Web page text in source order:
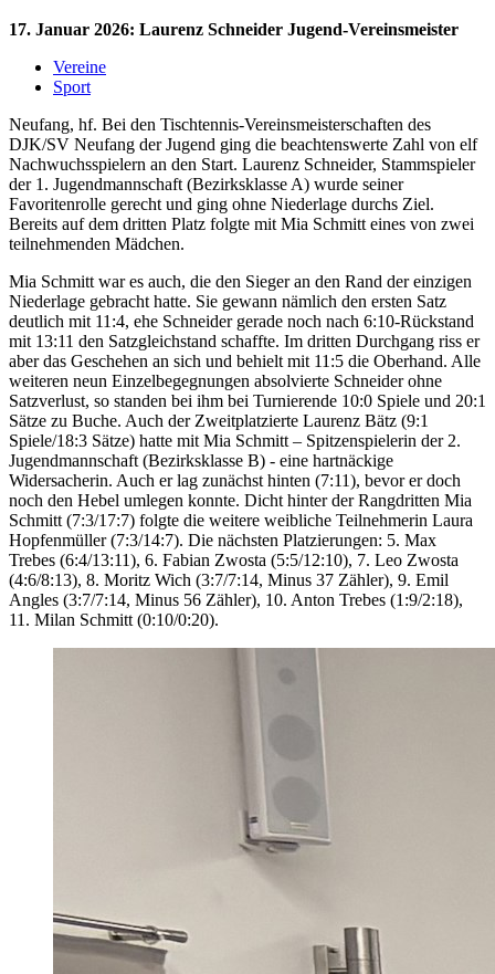
17. Januar 2026: Laurenz Schneider Jugend-Vereinsmeister
Vereine
Sport
Neufang, hf. Bei den Tischtennis-Vereinsmeisterschaften des
DJK/SV Neufang der Jugend ging die beachtenswerte Zahl von elf
Nachwuchsspielern an den Start. Laurenz Schneider, Stammspieler
der 1. Jugendmannschaft (Bezirksklasse A) wurde seiner
Favoritenrolle gerecht und ging ohne Niederlage durchs Ziel.
Bereits auf dem dritten Platz folgte mit Mia Schmitt eines von zwei
teilnehmenden Mädchen.
Mia Schmitt war es auch, die den Sieger an den Rand der einzigen
Niederlage gebracht hatte. Sie gewann nämlich den ersten Satz
deutlich mit 11:4, ehe Schneider gerade noch nach 6:10-Rückstand
mit 13:11 den Satzgleichstand schaffte. Im dritten Durchgang riss er
aber das Geschehen an sich und behielt mit 11:5 die Oberhand. Alle
weiteren neun Einzelbegegnungen absolvierte Schneider ohne
Satzverlust, so standen bei ihm bei Turnierende 10:0 Spiele und 20:1
Sätze zu Buche. Auch der Zweitplatzierte Laurenz Bätz (9:1
Spiele/18:3 Sätze) hatte mit Mia Schmitt – Spitzenspielerin der 2.
Jugendmannschaft (Bezirksklasse B) - eine hartnäckige
Widersacherin. Auch er lag zunächst hinten (7:11), bevor er doch
noch den Hebel umlegen konnte. Dicht hinter der Rangdritten Mia
Schmitt (7:3/17:7) folgte die weitere weibliche Teilnehmerin Laura
Hopfenmüller (7:3/14:7). Die nächsten Platzierungen: 5. Max
Trebes (6:4/13:11), 6. Fabian Zwosta (5:5/12:10), 7. Leo Zwosta
(4:6/8:13), 8. Moritz Wich (3:7/7:14, Minus 37 Zähler), 9. Emil
Angles (3:7/7:14, Minus 56 Zähler), 10. Anton Trebes (1:9/2:18),
11. Milan Schmitt (0:10/0:20).